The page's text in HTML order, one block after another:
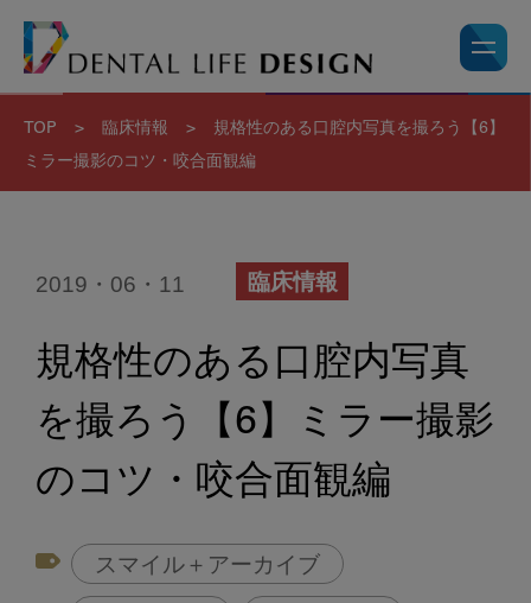
TOP > 臨床情報 >
規格性のある口腔内写真を撮ろう【6】
ミラー撮影のコツ・咬合面観編
2019・06・11 臨床情報
規格性のある口腔内写真
を撮ろう【6】ミラー撮影
のコツ・咬合面観編
スマイル＋アーカイブ